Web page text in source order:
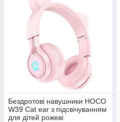
Бездротові навушники HOCO
W39 Cat ear з підсвічуванням
для дітей рожеві